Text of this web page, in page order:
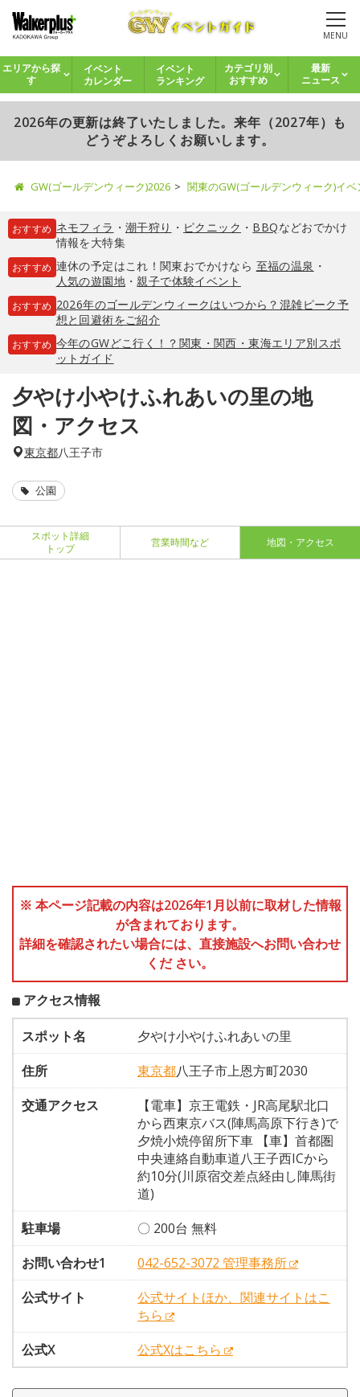
MENU
エリアから探
す
イベント
カレンダー
イベント
ランキング
カテゴリ別
おすすめ
最新
ニュース
2026年の更新は終了いたしました。来年（2027年）も
どうぞよろしくお願いします。
GW(ゴールデンウィーク)2026 関東のGW(ゴールデンウィーク)イ
おすすめ ネモフィラ ・ 潮干狩り ・ ピクニック ・ BBQなどおでかけ
情報を大特集
おすすめ 連休の予定はこれ！関東おでかけなら 至福の温泉 ・
人気の遊園地・親子で体験イベント
おすすめ 2026年のゴールデンウィークはいつから？混雑ピーク予
想と回避術をご紹介
おすすめ 今年のGWどこ行く！？関東・関西・東海エリア別スポ
ットガイド
夕やけ小やけふれあいの里の地
図・アクセス
東京都八王子市
公園
スポット詳細
トップ
営業時間など 地図・アクセス
※ 本ページ記載の内容は2026年1月以前に取材した情報
が含まれております。
詳細を確認されたい場合には、直接施設へお問い合わせ
くだ さい。
アクセス情報
スポット名
夕やけ小やけふれあいの里
住所
東京都八王子市上恩方町2030
交通アクセス
【電車】京王電鉄・JR高尾駅北口
から西東京バス(陣馬高原下行き)で
夕焼小焼停留所下車 【車】首都圏
中央連絡自動車道八王子西ICから
約10分(川原宿交差点経由し陣馬街
道)
駐車場
〇 200台 無料
お問い合わせ1
042-652-3072 管理事務所
公式サイト
公式サイトほか、関連サイトはこ
ちら
公式X
公式Xはこちら